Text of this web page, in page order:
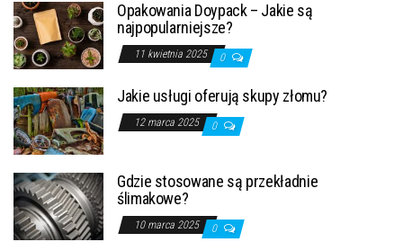
Opakowania Doypack – Jakie są
najpopularniejsze?
11 kwietnia 2025 0
Jakie usługi oferują skupy złomu?
12 marca 2025 0
Gdzie stosowane są przekładnie
ślimakowe?
10 marca 2025 0